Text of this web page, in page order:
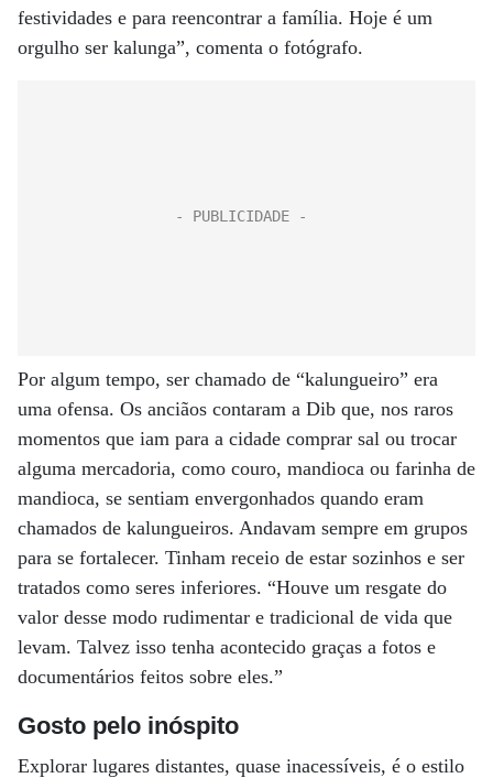
festividades e para reencontrar a família. Hoje é um
orgulho ser kalunga”, comenta o fotógrafo.
Por algum tempo, ser chamado de “kalungueiro” era
uma ofensa. Os anciãos contaram a Dib que, nos raros
momentos que iam para a cidade comprar sal ou trocar
alguma mercadoria, como couro, mandioca ou farinha de
mandioca, se sentiam envergonhados quando eram
chamados de kalungueiros. Andavam sempre em grupos
para se fortalecer. Tinham receio de estar sozinhos e ser
tratados como seres inferiores. “Houve um resgate do
valor desse modo rudimentar e tradicional de vida que
levam. Talvez isso tenha acontecido graças a fotos e
documentários feitos sobre eles.”
Gosto pelo inóspito
Explorar lugares distantes, quase inacessíveis, é o estilo